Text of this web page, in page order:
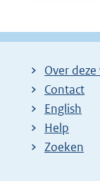
Over
Contact
English
Help
Zoeken